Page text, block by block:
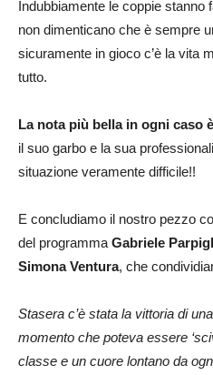
Indubbiamente le coppie stanno
non dimenticano che è sempre
sicuramente in gioco c’è la vita
tutto.
La nota più bella in ogni caso
il suo garbo e la sua
situazione veramente difficile!!
E concludiamo il nostro pezzo
del programma Gabriele
Simona Ventura, che
Stasera c’è stata la vittoria di
momento che poteva essere
classe e un cuore lontano da